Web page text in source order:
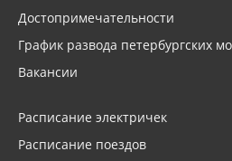
Достопримечательности
График развода петербургских
Вакансии
Расписание электричек
Расписание поездов